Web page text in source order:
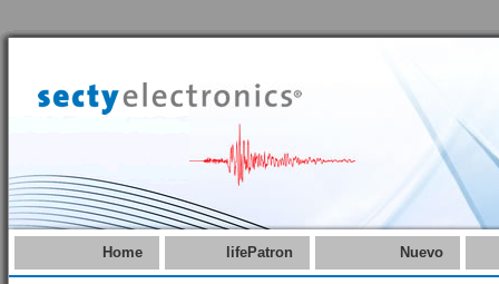
Home lifePatron Nuevo